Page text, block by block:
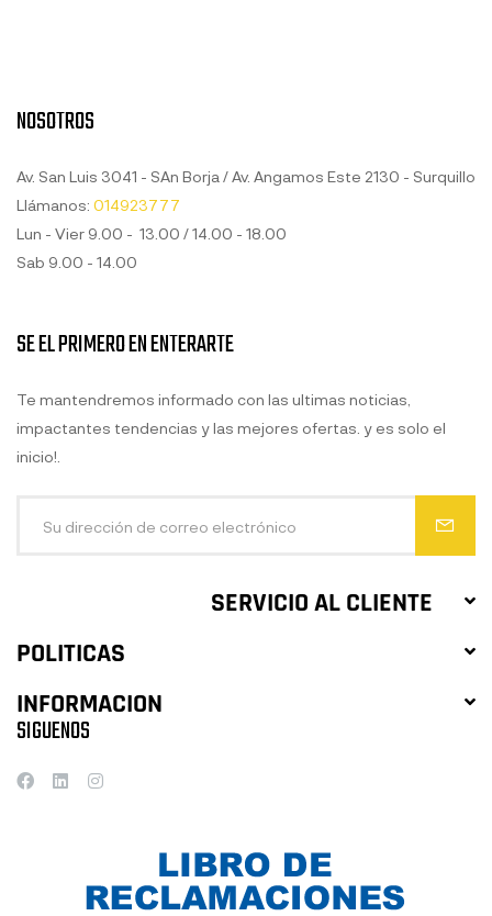
NOSOTROS
Av. San Luis 3041 - SAn Borja / Av. Angamos Este 2130 - Surquillo
Llámanos: 014923777
Lun - Vier 9.00 - 13.00 / 14.00 - 18.00
Sab 9.00 - 14.00
SERVICIO AL CLIENTE
POLITICAS
INFORMACION
SE EL PRIMERO EN ENTERARTE
Te mantendremos informado con las ultimas noticias,
impactantes tendencias y las mejores ofertas. y es solo el
inicio!.
SIGUENOS